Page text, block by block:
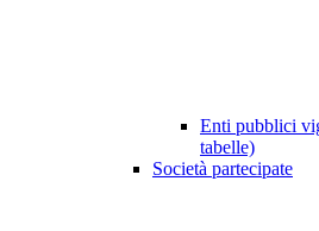
Enti pubblici
tabelle)
Società partecipate